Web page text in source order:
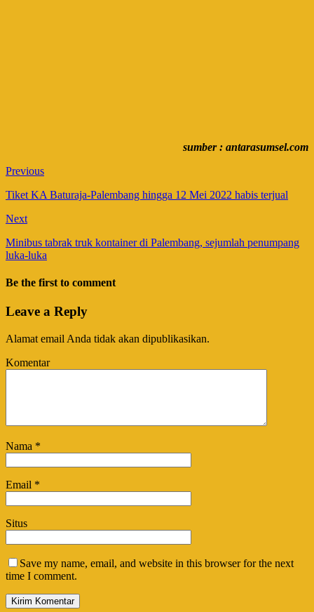
sumber : antarasumsel.com
Previous
Tiket KA Baturaja-Palembang hingga 12 Mei 2022 habis terjual
Next
Minibus tabrak truk kontainer di Palembang, sejumlah penumpang
luka-luka
Be the first to comment
Leave a Reply
Alamat email Anda tidak akan dipublikasikan.
Komentar
Nama *
Email *
Situs
Save my name, email, and website in this browser for the next
time I comment.